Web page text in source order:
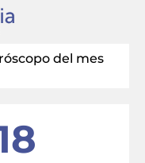
del mes